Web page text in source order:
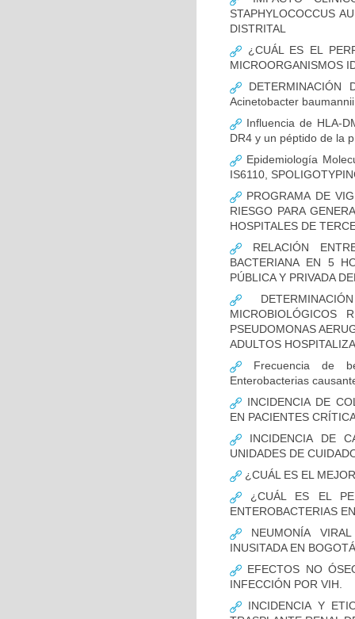
STAPHYLOCOCCUS
DISTRITAL
¿CUÁL ES EL
MICROORGANISMOS
DETERMINACIÓN
Acinetobacter
Influencia de HLA-
DR4 y un péptido de la
Epidemiología
IS6110,
PROGRAMA DE
RIESGO PARA
HOSPITALES DE
RELACIÓN
BACTERIANA EN 5
PÚBLICA Y PRIVADA
MICROBIOLÓGICOS
PSEUDOMONAS
ADULTOS
Frecuencia de
Enterobacterias
INCIDENCIA DE
EN PACIENTES
INCIDENCIA DE
UNIDADES DE
¿CUÁL ES EL
¿CUÁL ES EL
ENTEROBACTERIAS
NEUMONÍA
INUSITADA EN
EFECTOS NO
INFECCIÓN POR VIH.
INCIDENCIA Y